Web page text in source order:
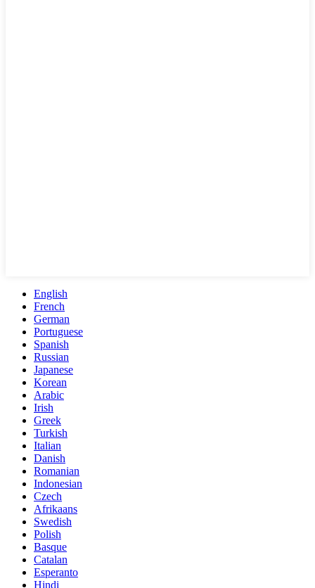
English
French
German
Portuguese
Spanish
Russian
Japanese
Korean
Arabic
Irish
Greek
Turkish
Italian
Danish
Romanian
Indonesian
Czech
Afrikaans
Swedish
Polish
Basque
Catalan
Esperanto
Hindi